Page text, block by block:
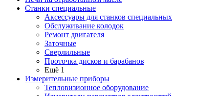
Станки специальные
Аксессуары для станков специальных
Обслуживание колодок
Ремонт двигателя
Заточные
Сверлильные
Проточка дисков и барабанов
Ещё 1
Измерительные приборы
Тепловизионное оборудование